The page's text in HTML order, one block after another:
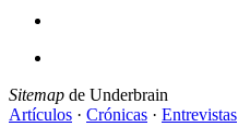
Sitemap de Underbrain
Artículos · Crónicas · Entrevistas